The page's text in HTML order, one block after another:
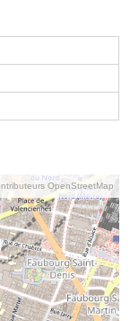
OpenStreetMap